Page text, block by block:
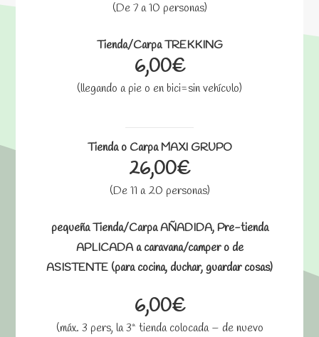
(De 7 a 10 personas)
Tienda/Carpa TREKKING
6,00€
(llegando a pie o en bici=sin vehículo)
Tienda o Carpa MAXI GRUPO
26,00€
(De 11 a 20 personas)
pequeña Tienda/Carpa AÑADIDA, Pre-tienda
APLICADA a caravana/camper o de
ASISTENTE (para cocina, duchar, guardar cosas)
6,00€
(máx. 3 pers, la 3ª tienda colocada – de nuevo